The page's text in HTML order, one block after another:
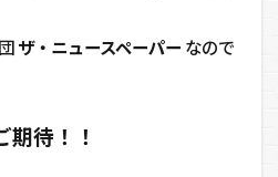
ザ・ニュースペーパー なので
期待！！